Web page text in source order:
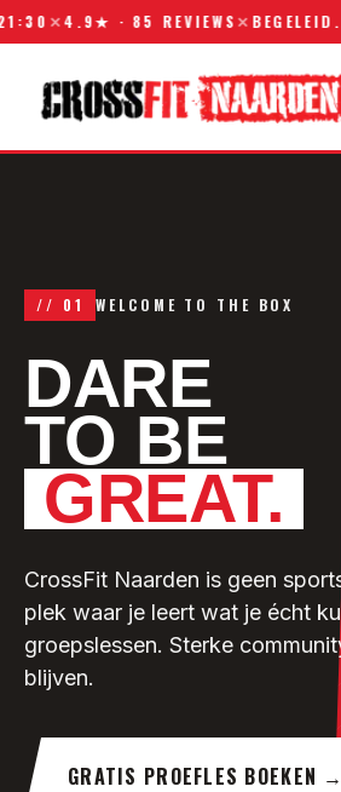
4.9★ · 85 REVIEWS✕BEGELEID.
// 01 WELCOME TO THE BOX
DARE
TO BE
GREAT.
CrossFit Naarden is geen
plek waar je leert wat je écht
groepslessen. Sterke
blijven.
GRATIS PROEFLES BOEKEN →